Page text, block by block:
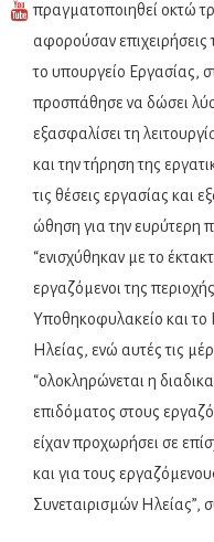
πραγματοποιηθεί οκτώ
αφορούσαν επιχειρήσεις
το υπουργείο Εργασίας,
προσπάθησε να δώσει
εξασφαλίσει τη
και την τήρηση της
τις θέσεις εργασίας και
ώθηση για την ευρύτερη
“ενισχύθηκαν με το
εργαζόμενοι της
Υποθηκοφυλακείο και
Ηλείας, ενώ αυτές τις
“ολοκληρώνεται η
επιδόματος στους
είχαν προχωρήσει σε
και για τους
Συνεταιρισμών